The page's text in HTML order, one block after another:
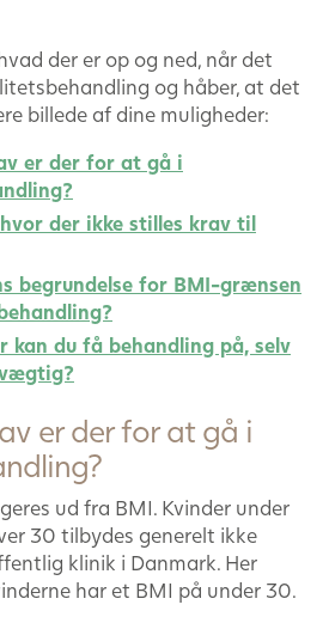
der er op og ned, når det
og håber, at det
billede af dine muligheder:
er der for at gå i
der ikke stilles krav til
begrundelse for BMI-grænsen
kan du få behandling på, selv
er der for at gå i
ud fra BMI. Kvinder under
30 tilbydes generelt ikke
klinik i Danmark. Her
har et BMI på under 30.